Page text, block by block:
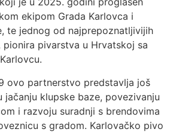
ekipom Grada Karlovca i
te jednog od najprepoznatljivijih
pionira pivarstva u Hrvatskoj sa
ovo partnerstvo predstavlja još
jačanju klupske baze, povezivanju
i razvoju suradnji s brendovima
s gradom. Karlovačko pivo